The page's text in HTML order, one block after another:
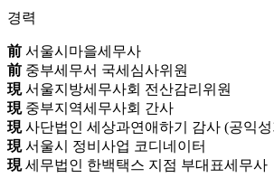
경력
前 서울시마을세무사
前 중부세무서 국세심사위원
現서울지방세무사회 전산감리위원
現중부지역세무사회 간사
現사단법인 세상과연애하기 감사 (공익
現서울시 정비사업 코디네이터
現세무법인 한백택스 지점 부대표세무사